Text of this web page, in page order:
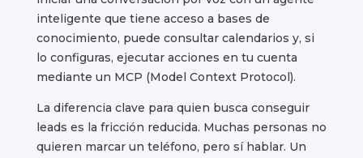
inteligente que tiene acceso a bases de
conocimiento, puede consultar calendarios y, si
lo configuras, ejecutar acciones en tu cuenta
mediante un MCP (Model Context Protocol).
La diferencia clave para quien busca conseguir
leads es la fricción reducida. Muchas personas no
quieren marcar un teléfono, pero sí hablar. Un